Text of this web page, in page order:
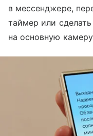
в мессенджере,
таймер или
на основную